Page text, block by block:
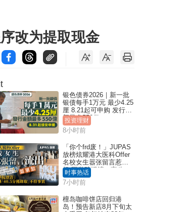
改为提取现金
银色债券2026｜新一批
银债每手1万元 最少4.25
厘 8.21起可申购 发行金
额最多550亿
投资理财
8小时前
「你个frd废！」JUPAS
放榜炫耀港大医科Offer
名校女生嚣张留言惹众
怒 医学院澄清：宣称
「40.5分获录取」不符事
实｜Juicy叮
时事热话
7小时前
檀岛咖啡饼店回归港
岛！预告新店8月下旬太